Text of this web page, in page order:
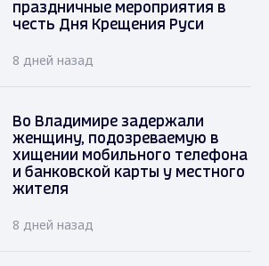
праздничные мероприятия в
честь Дня Крещения Руси
8 дней назад
Во Владимире задержали
женщину, подозреваемую в
хищении мобильного телефона
и банковской карты у местного
жителя
8 дней назад